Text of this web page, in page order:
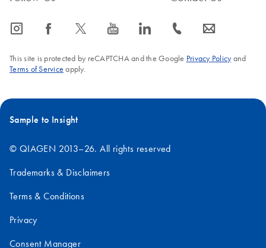
icon_0065_instagram-s icon_0064_facebook-s icon_0340_cc_gen_x-s icon_0077_youtube-s icon_0066_linkedin-s icon_0072_phone-s icon_0063_envelope-s
This site is protected by reCAPTCHA and the Google Privacy Policyand
Terms of Service apply.
Sample to Insight
© QIAGEN 2013–26. All rights reserved
Trademarks & Disclaimers
Terms & Conditions
Privacy
Consent Manager